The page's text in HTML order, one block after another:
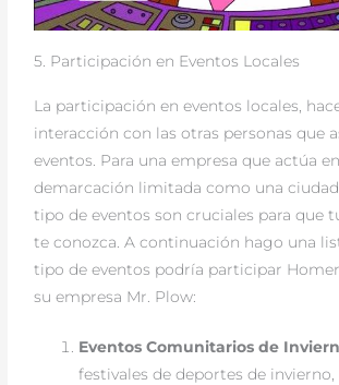
5. Participación en Eventos Locales
La participación en eventos locales,
interacción con las otras personas que
eventos. Para una empresa que actúa
demarcación limitada como una
tipo de eventos son cruciales para que
te conozca. A continuación hago una
tipo de eventos podría participar
su empresa Mr. Plow:
Eventos Comunitarios de
festivales de deportes de